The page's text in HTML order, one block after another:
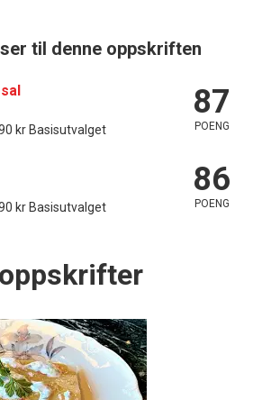
til denne oppskriften
kr Basisutvalget
87
POENG
kr Basisutvalget
86
POENG